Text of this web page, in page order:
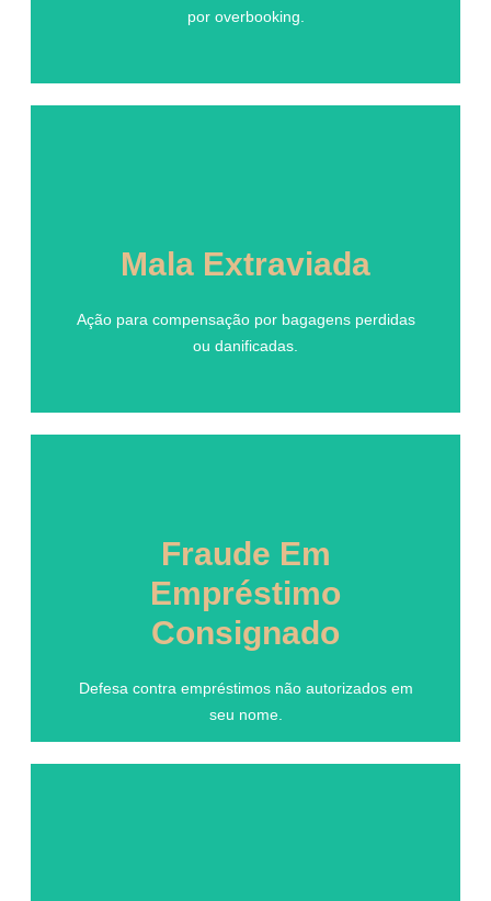
por overbooking.
Mala Extraviada
Ação para compensação por bagagens perdidas
ou danificadas.
Ação para compensação por bagagens perdidas
Fraude Em
Empréstimo
Consignado
Defesa contra empréstimos não autorizados em
seu nome.
Empréstimo
Consignado
Defesa contra empréstimos não autorizados em